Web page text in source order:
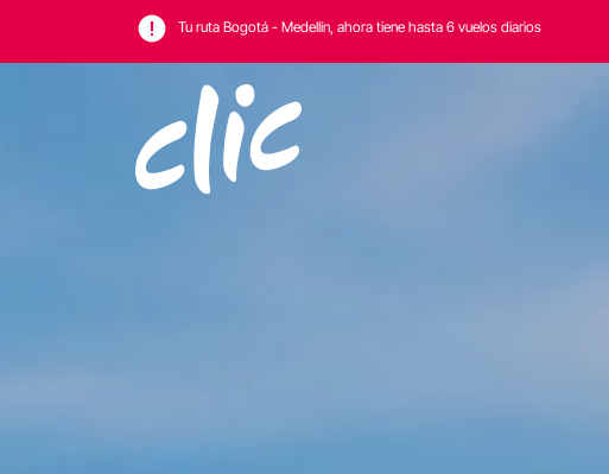
Tu ruta Bogotá - Medellín, ahora tiene hasta 6 vuelos diarios